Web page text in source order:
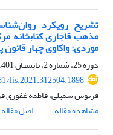
تشریح رویکرد
موردی: واکاوی چهار قانون
دوره 25، شماره 2، تابستان 1401، صفحه
lis.2021.312504.1898
فرنوش شمیلی، فاطمه غفوری
مشاهده مقاله
اصل مقاله